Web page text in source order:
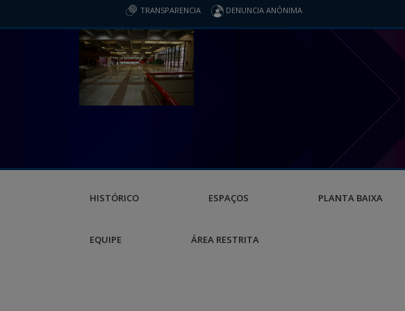
TRANSPARENCIA DENUNCIA ANÔNIMA
HISTÓRICO ESPAÇOS PLANTA BAIXA
EQUIPE ÁREA RESTRITA